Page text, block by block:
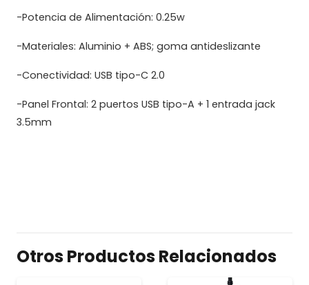
-Potencia de Alimentación: 0.25w
-Materiales: Aluminio + ABS; goma antideslizante
-Conectividad: USB tipo-C 2.0
-Panel Frontal: 2 puertos USB tipo-A + 1 entrada jack
3.5mm
Otros Productos Relacionados